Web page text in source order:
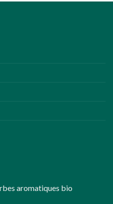
aromatiques bio